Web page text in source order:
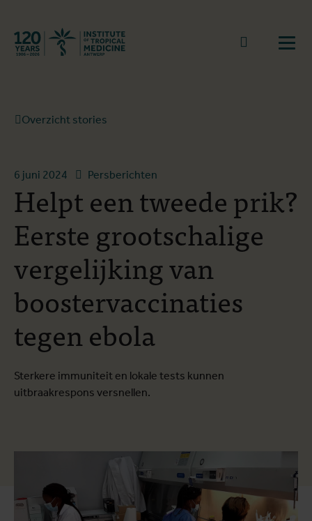
Terug naar start
Naar
Overzicht stories
6 juni 2024 Persberichten
Helpt een tweede prik?
Eerste grootschalige
vergelijking van
boostervaccinaties
tegen ebola
Sterkere immuniteit en lokale tests kunnen
uitbraakrespons versnellen.